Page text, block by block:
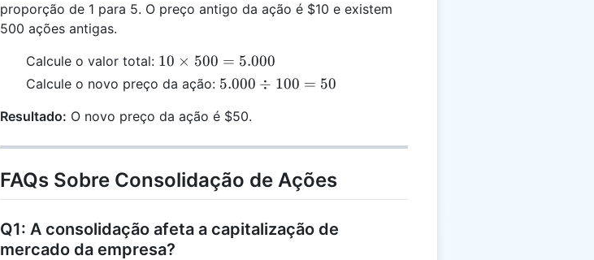
proporção de 1 para 5. O preço antigo da ação é $10 e existem
500 ações antigas.
Calcule o valor total: 10
\times
500 =
5.000
10 × 500 = 5.000
Calcule o novo preço da ação: 5.000
100
5.000 ÷ 100 = 50
Resultado: O novo preço da ação é $50.
FAQs Sobre Consolidação de Ações
Q1: A consolidação afeta a capitalização de
mercado da empresa?